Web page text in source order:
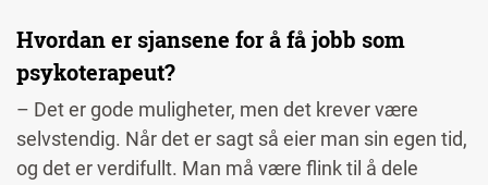
Hvordan er sjansene for å få jobb som
psykoterapeut?
– Det er gode muligheter, men det krever være
selvstendig. Når det er sagt så eier man sin egen tid,
og det er verdifullt. Man må være flink til å dele